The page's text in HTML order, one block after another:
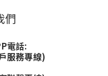
們
電話:
服務專線)